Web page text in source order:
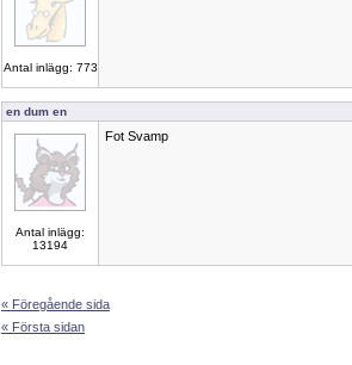
Antal inlägg: 773
en dum en
Antal inlägg:
13194
Fot Svamp
« Föregående sida
« Första sidan